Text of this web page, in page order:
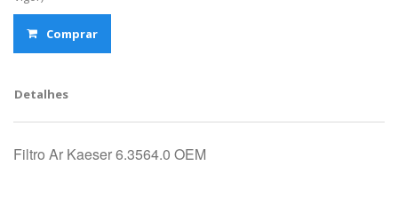
Comprar
Detalhes
Filtro Ar Kaeser 6.3564.0 OEM